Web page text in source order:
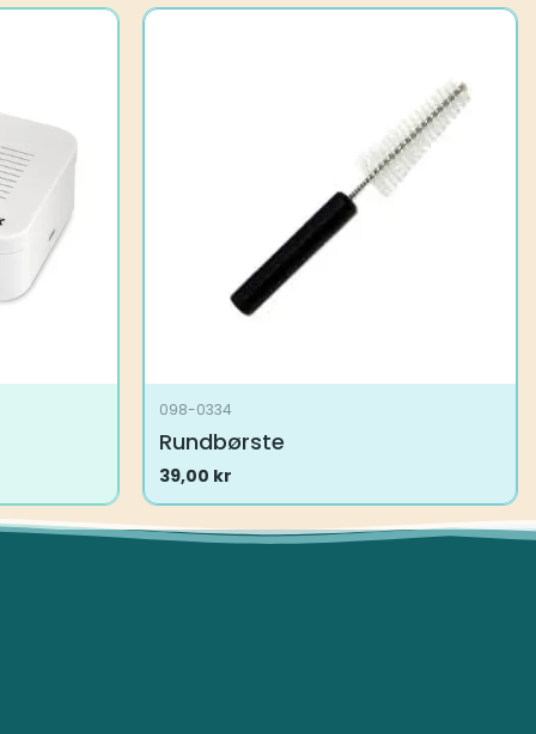
098-0334
Rundbørste
39,00 kr